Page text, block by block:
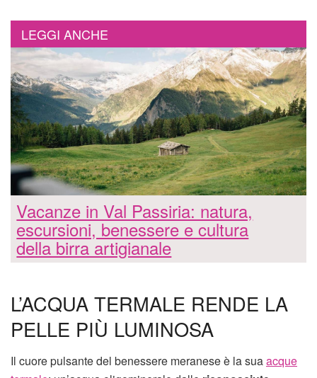
LEGGI ANCHE
Vacanze in Val Passiria: natura,
escursioni, benessere e cultura
della birra artigianale
L’ACQUA TERMALE RENDE LA
PELLE PIÙ LUMINOSA
Il cuore pulsante del benessere meranese è la suaacque